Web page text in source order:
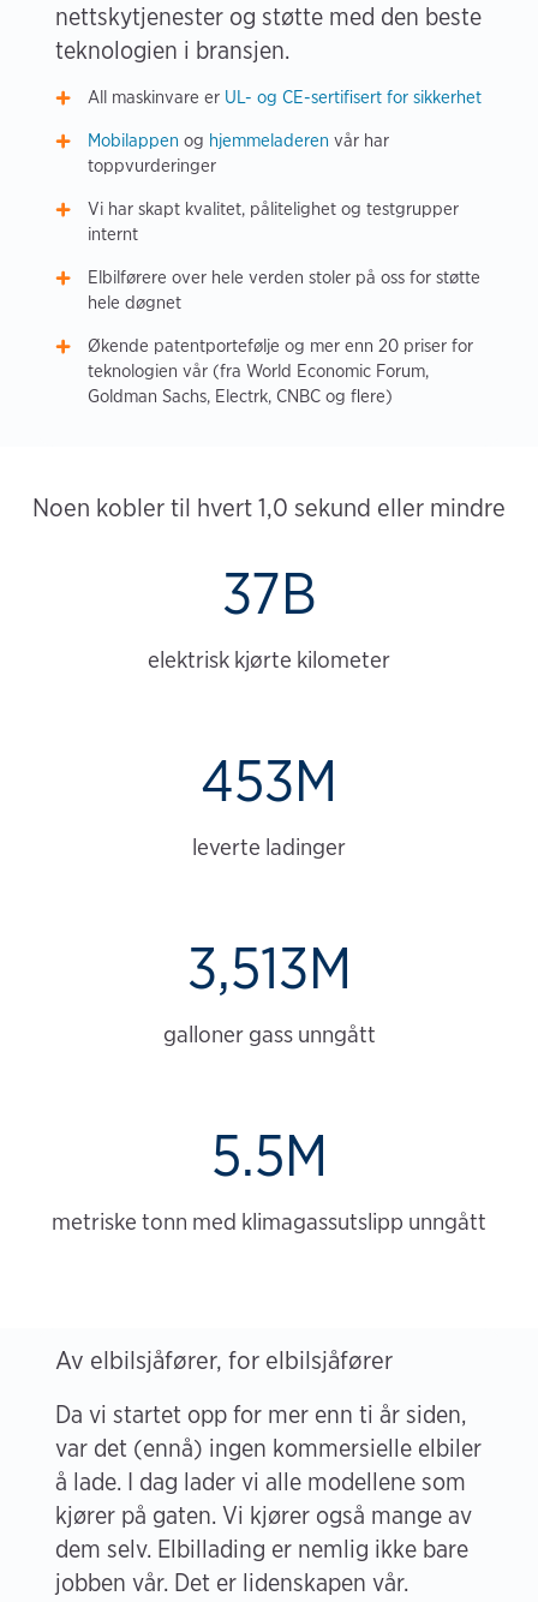
nettskytjenester og støtte med den beste
teknologien i bransjen.
All maskinvare er UL- og CE-sertifisert for sikkerhet
Mobilappen og hjemmeladeren vår har
toppvurderinger
Vi har skapt kvalitet, pålitelighet og testgrupper
internt
Elbilførere over hele verden stoler på oss for støtte
hele døgnet
Økende patentportefølje og mer enn 20 priser for
teknologien vår (fra World Economic Forum,
Goldman Sachs, Electrk, CNBC og flere)
Noen kobler til hvert 1,0 sekund eller mindre
37B
elektrisk kjørte kilometer
453M
leverte ladinger
3,513M
galloner gass unngått
5.5M
metriske tonn med klimagassutslipp unngått
Av elbilsjåfører, for elbilsjåfører
Da vi startet opp for mer enn ti år siden,
var det (ennå) ingen kommersielle elbiler
å lade. I dag lader vi alle modellene som
kjører på gaten. Vi kjører også mange av
dem selv. Elbillading er nemlig ikke bare
jobben vår. Det er lidenskapen vår.